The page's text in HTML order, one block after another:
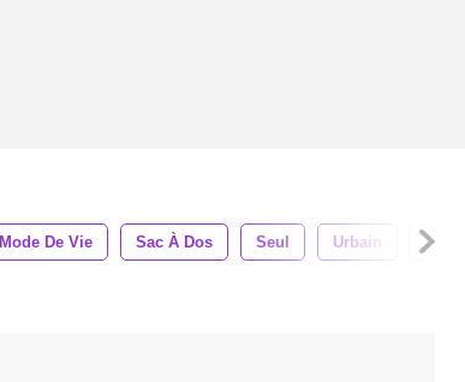
Mode De Vie Sac À Dos Seul Urbain